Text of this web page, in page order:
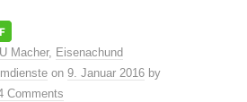
Macher, Eisenachund
on 9. Januar 2016 by
Comments